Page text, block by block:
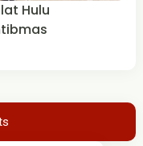
Hulu